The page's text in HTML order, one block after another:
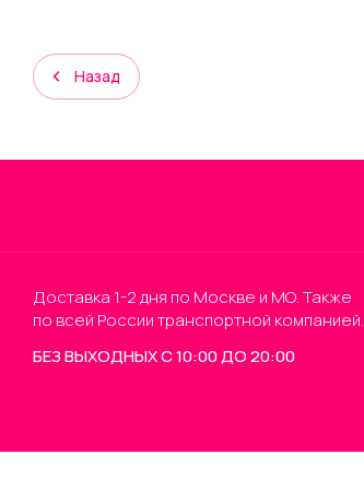
Назад
Доставка 1-2 дня по Москве и МО. Также
по всей России транспортной компанией.
БЕЗ ВЫХОДНЫХ С 10:00 ДО 20:00